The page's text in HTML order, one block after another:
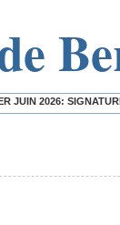
MARCHÉ DE